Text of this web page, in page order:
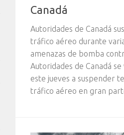
Canadá
Autoridades de Canadá
tráfico aéreo durante
amenazas de bomba
Autoridades de Canadá
este jueves a suspender
tráfico aéreo en gran